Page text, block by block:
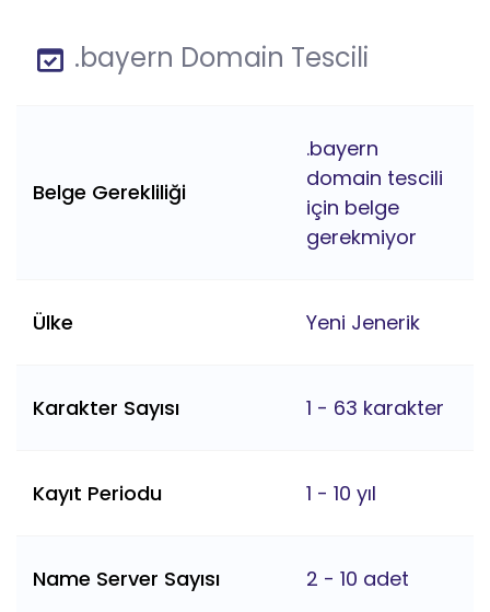
.bayern Domain Tescili
Belge Gerekliliği
.bayern
domain tescili
için belge
gerekmiyor
Ülke Yeni Jenerik
Karakter Sayısı 1 - 63 karakter
Kayıt Periodu 1 - 10 yıl
Name Server Sayısı 2 - 10 adet